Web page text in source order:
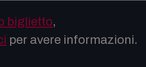
biglietto,
per avere informazioni.